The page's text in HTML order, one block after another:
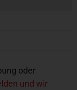
oder
und wir